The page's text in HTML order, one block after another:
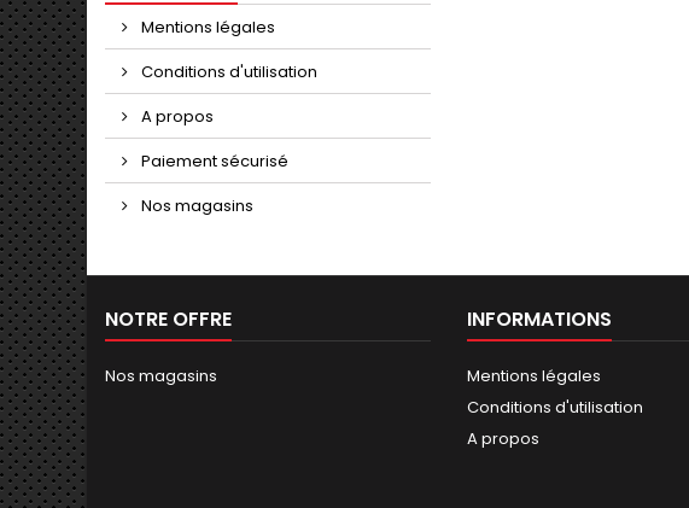
Mentions légales
Conditions d'utilisation
A propos
Paiement sécurisé
Nos magasins
NOTRE OFFRE
Nos magasins
INFORMATIONS
Mentions légales
Conditions d'utilisation
A propos